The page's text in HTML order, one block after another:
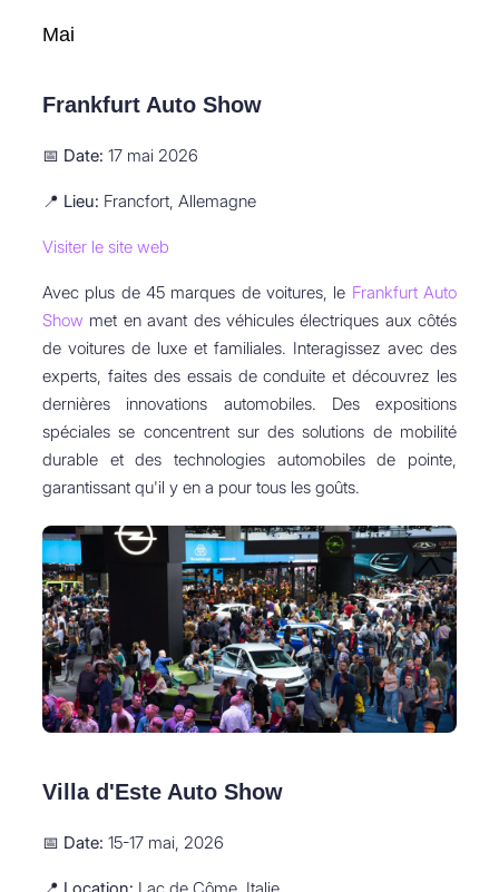
Mai
Frankfurt Auto Show
📅 Date: 17 mai 2026
📍 Lieu: Francfort, Allemagne
Visiter le site web
Avec plus de 45 marques de voitures, le Frankfurt Auto
Show met en avant des véhicules électriques aux côtés
de voitures de luxe et familiales. Interagissez avec des
experts, faites des essais de conduite et découvrez les
dernières innovations automobiles. Des expositions
spéciales se concentrent sur des solutions de mobilité
durable et des technologies automobiles de pointe,
garantissant qu'il y en a pour tous les goûts.
Villa d'Este Auto Show
📅 Date: 15-17 mai, 2026